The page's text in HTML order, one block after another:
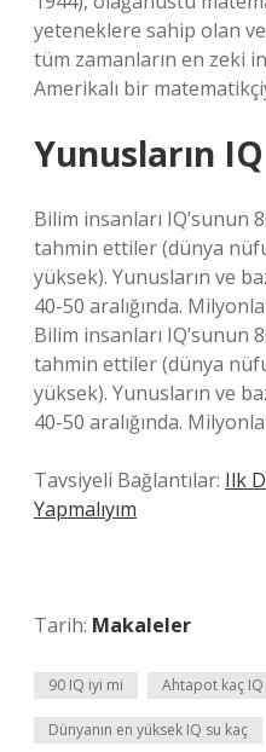
yeteneklere sahip olan
tüm zamanların en zeki
Amerikalı bir
Yunusların
Bilim insanları IQ’sunun
tahmin ettiler (dünya
yüksek). Yunusların ve
40-50 aralığında.
Bilim insanları IQ’sunun
tahmin ettiler (dünya
yüksek). Yunusların ve
40-50 aralığında.
Tavsiyeli Bağlantılar: Ilk
Yapmalıyım
Tarih: Makaleler
90 IQ iyi mi Ahtapot kaç IQ
Dünyanın en yüksek IQ su kaç